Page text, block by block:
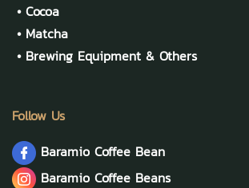
• Cocoa
• Matcha
• Brewing Equipment & Others
Follow Us
Baramio Coffee Bean
Baramio Coffee Beans